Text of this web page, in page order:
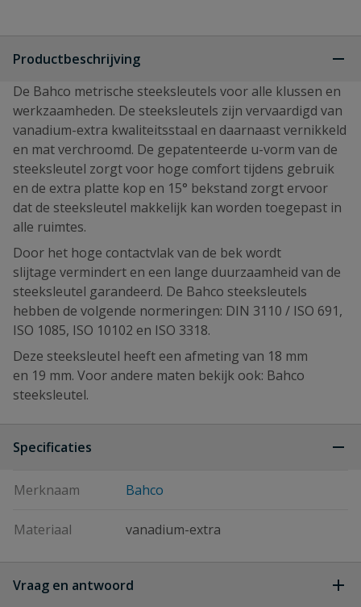
Productbeschrijving
De Bahco metrische steeksleutels voor alle klussen en
werkzaamheden. De steeksleutels zijn vervaardigd van
vanadium-extra kwaliteitsstaal en daarnaast vernikkeld
en mat verchroomd. De gepatenteerde u-vorm van de
steeksleutel zorgt voor hoge comfort tijdens gebruik
en de extra platte kop en 15° bekstand zorgt ervoor
dat de steeksleutel makkelijk kan worden toegepast in
alle ruimtes.
Door het hoge contactvlak van de bek wordt
slijtage vermindert en een lange duurzaamheid van de
steeksleutel garandeerd. De Bahco steeksleutels
hebben de volgende normeringen: DIN 3110 / ISO 691,
ISO 1085, ISO 10102 en ISO 3318.
Deze steeksleutel heeft een afmeting van 18 mm
en 19 mm. Voor andere maten bekijk ook: Bahco
steeksleutel.
Specificaties
Merknaam Bahco
Materiaal vanadium-extra
Vraag en antwoord